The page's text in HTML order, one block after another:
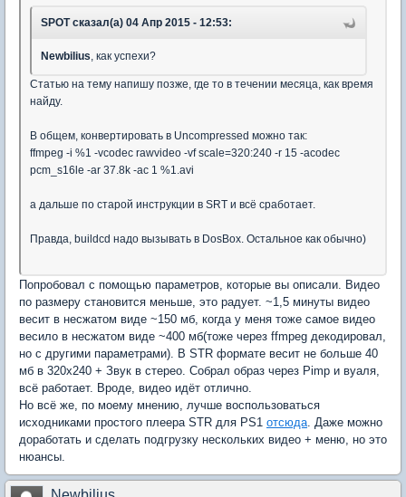
SPOT сказал(а) 04 Апр 2015 - 12:53:
Newbilius, как успехи?
Статью на тему напишу позже, где то в течении месяца, как время
найду.
В общем, конвертировать в Uncompressed можно так:
ffmpeg -i %1 -vcodec rawvideo -vf scale=320:240 -r 15 -acodec
pcm_s16le -ar 37.8k -ac 1 %1.avi
а дальше по старой инструкции в SRT и всё сработает.
Правда, buildcd надо вызывать в DosBox. Остальное как обычно)
Попробовал с помощью параметров, которые вы описали. Видео
по размеру становится меньше, это радует. ~1,5 минуты видео
весит в несжатом виде ~150 мб, когда у меня тоже самое видео
весило в несжатом виде ~400 мб(тоже через ffmpeg декодировал,
но с другими параметрами). В STR формате весит не больше 40
мб в 320х240 + Звук в стерео. Собрал образ через Pimp и вуаля,
всё работает. Вроде, видео идёт отлично.
Но всё же, по моему мнению, лучше воспользоваться
исходниками простого плеера STR для PS1 отсюда. Даже можно
доработать и сделать подгрузку нескольких видео + меню, но это
нюансы.